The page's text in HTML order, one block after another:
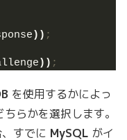
)) ;
)) ;
を使用するかによっ
らかを選択します。
すでに MySQL がイ